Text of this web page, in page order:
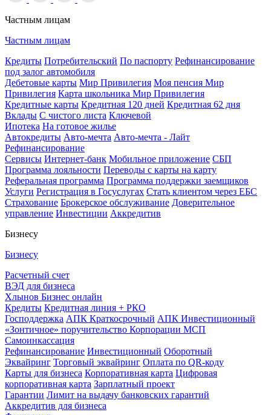
Частным лицам
Частным лицам
Кредиты Потребительский По паспорту Рефинансирование
под залог автомобиля
Дебетовые карты Мир Привилегия Моя пенсия Мир
Привилегия Карта школьника Мир Привилегия
Кредитные карты Кредитная 120 дней Кредитная 62 дня
Вклады С чистого листа Ключевой
Ипотека На готовое жилье
Автокредиты Авто-мечта Авто-мечта - Лайт
Рефинансирование
Сервисы Интернет-банк Мобильное приложение СБП
Программа лояльности Переводы с карты на карту
Реферальная программа Программа поддержки заемщиков
Услуги Регистрация в Госуслугах Стать клиентом через ЕБС
Страхование Брокерское обслуживание Доверительное
управление Инвестиции Аккредитив
Бизнесу
Бизнесу
Расчетный счет
ВЭД для бизнеса
Хлынов Бизнес онлайн
Кредиты Кредитная линия + РКО
Господдержка АПК Краткосрочный АПК Инвестиционный
«Зонтичное» поручительство Корпорации МСП
Самоинкассация
Рефинансирование Инвестиционный Оборотный
Эквайринг Торговый эквайринг Оплата по QR-коду
Карты для бизнеса Корпоративная карта Цифровая
корпоративная карта Зарплатный проект
Гарантии Лимит на выдачу банковских гарантий
Аккредитив для бизнеса